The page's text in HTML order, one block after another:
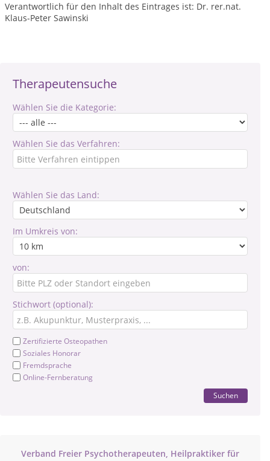
Therapeutensuche
Wählen Sie die Kategorie:
Wählen Sie das Verfahren:
Wählen Sie das Land:
Im Umkreis von:
von:
Stichwort (optional):
Zertifizierte Osteopathen
Soziales Honorar
Fremdsprache
Online-Fernberatung
Suchen
Verband Freier Psychotherapeuten, Heilpraktiker für
Verantwortlich für den Inhalt des Eintrages ist: Dr. rer.nat.
Klaus-Peter Sawinski